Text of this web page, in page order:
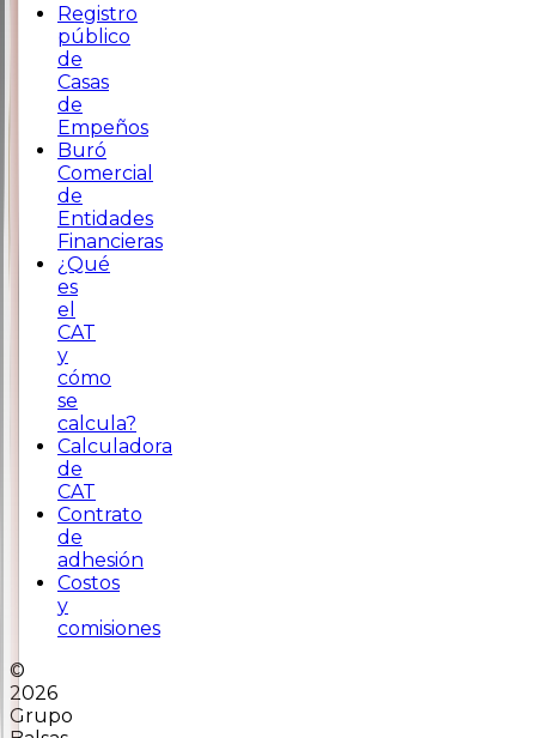
Registro
público
de
Casas
de
Empeños
Buró
Comercial
de
Entidades
Financieras
¿Qué
es
el
CAT
y
cómo
se
calcula?
Calculadora
de
CAT
Contrato
de
adhesión
Costos
y
comisiones
©
2026
Grupo